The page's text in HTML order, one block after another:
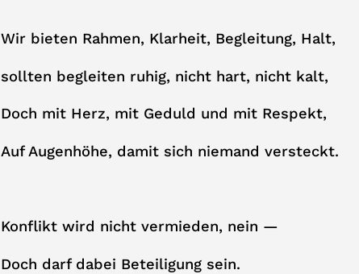
Wir bieten Rahmen, Klarheit, Begleitung, Halt,
sollten begleiten ruhig, nicht hart, nicht kalt,
Doch mit Herz, mit Geduld und mit Respekt,
Auf Augenhöhe, damit sich niemand versteckt.
Konflikt wird nicht vermieden, nein —
Doch darf dabei Beteiligung sein.